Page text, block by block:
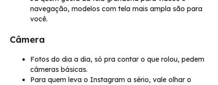
navegação, modelos com tela mais ampla são para
você.
Câmera
Fotos do dia a dia, só pra contar o que rolou, pedem
câmeras básicas.
Para quem leva o Instagram a sério, vale olhar o